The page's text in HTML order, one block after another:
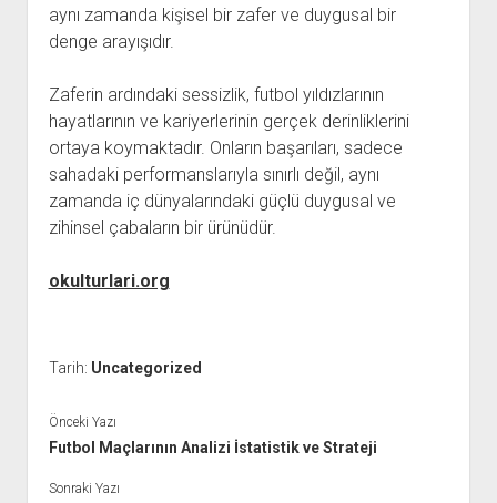
aynı zamanda kişisel bir zafer ve duygusal bir
denge arayışıdır.
Zaferin ardındaki sessizlik, futbol yıldızlarının
hayatlarının ve kariyerlerinin gerçek derinliklerini
ortaya koymaktadır. Onların başarıları, sadece
sahadaki performanslarıyla sınırlı değil, aynı
zamanda iç dünyalarındaki güçlü duygusal ve
zihinsel çabaların bir ürünüdür.
okulturlari.org
Tarih: Uncategorized
Önceki Yazı
Futbol Maçlarının Analizi İstatistik ve Strateji
Sonraki Yazı